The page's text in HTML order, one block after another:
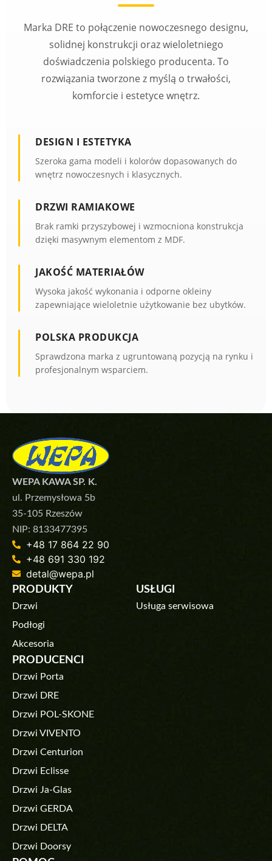
Marka DRE to połączenie nowoczesnego designu,
solidnej konstrukcji oraz wieloletniego
doświadczenia polskiego producenta. To
rozwiązania tworzone z myślą o trwałości,
komforcie i estetyce wnętrz.
DESIGN I ESTETYKA
Szeroka gama modeli i kolorów dopasowanych do
wnętrz nowoczesnych i klasycznych.
DRZWI RAMIAKOWE
Brak ramki przyszybowej i wzmocniona konstrukcja
dzięki masywnym elementom z MDF.
JAKOŚĆ MATERIAŁÓW
Wysoka jakość wykonania i odporne okleiny
zapewniające wieloletnie użytkowanie bez ubytków.
POLSKA PRODUKCJA
Sprawdzona marka z ugruntowaną pozycją na rynku i
profesjonalnym wsparciem.
WEPA KAWA SP. K.
ul. Przemysłowa 5b
35-105 Rzeszów
NIP: 8133477395
+48 17 864 22 90
+48 691 330 192
detal@wepa.pl
PRODUKTY
Drzwi
Podłogi
Akcesoria
USŁUGI
Usługa serwisowa
PRODUCENCI
Drzwi Porta
Drzwi DRE
Drzwi POL-SKONE
Drzwi VIVENTO
Drzwi Centurion
Drzwi Eclisse
Drzwi Ja-Glas
Drzwi GERDA
Drzwi DELTA
Drzwi Doorsy